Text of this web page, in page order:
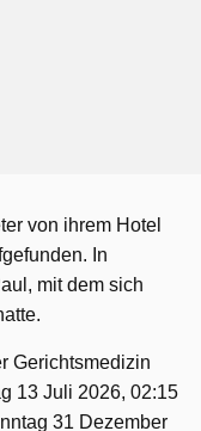
von ihrem Hotel
In
mit dem sich
Gerichtsmedizin
13 Juli 2026, 02:15
31 Dezember